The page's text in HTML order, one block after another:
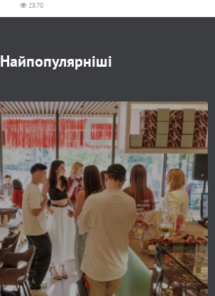
2870
Найпопулярніші